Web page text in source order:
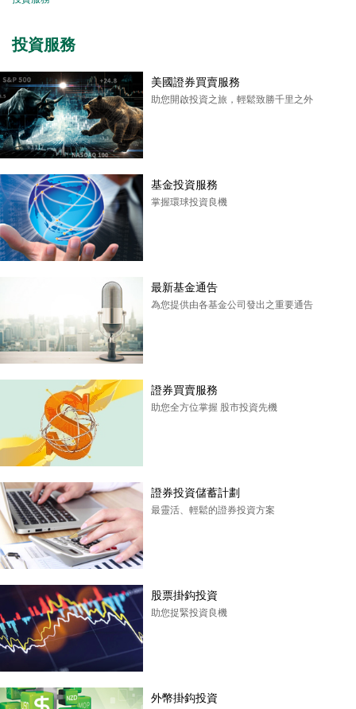
投資服務
美國證券買賣服務
助您開啟投資之旅，輕鬆致勝千里之外
基金投資服務
掌握環球投資良機
最新基金通告
為您提供由各基金公司發出之重要通告
證券買賣服務
助您全方位掌握 股市投資先機
證券投資儲蓄計劃
最靈活、輕鬆的證券投資方案
股票掛鈎投資
助您捉緊投資良機
外幣掛鈎投資